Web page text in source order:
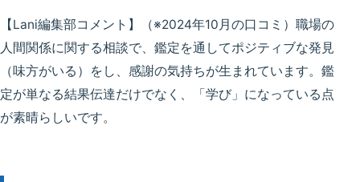
【Lani編集部コメント】
（※2024年10月の口コミ）職場の
人間関係に関する相談で、鑑定を通してポジティブな発見
（味方がいる）をし、感謝の気持ちが生まれています。鑑
定が単なる結果伝達だけでなく、「学び」になっている点
が素晴らしいです。